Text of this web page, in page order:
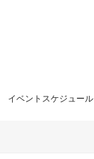
イベントスケジュール